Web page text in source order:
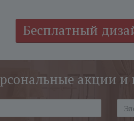
Бесплатный
акции и